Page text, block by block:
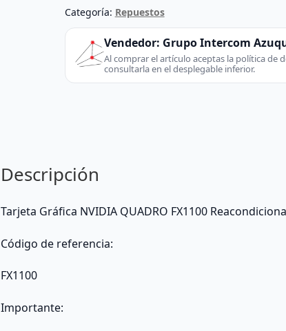
AGP
NVIDIA
QUADRO
FX1100
128mb
Server)
extraído
PC
Categoría: Repuestos
Vendedor: Grupo Intercom
Al comprar el artículo aceptas la política de
consultarla en el desplegable inferior.
Descripción
Tarjeta Gráfica NVIDIA QUADRO FX1100
Código de referencia:
FX1100
Importante: